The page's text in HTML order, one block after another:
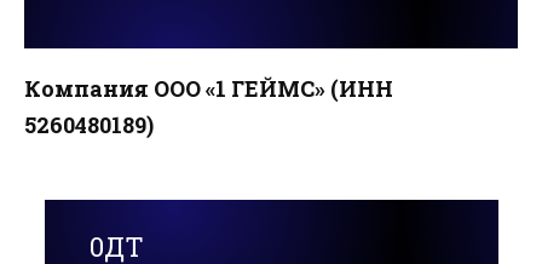
Компания ООО «1 ГЕЙМС» (ИНН
5260480189)
0ДТ